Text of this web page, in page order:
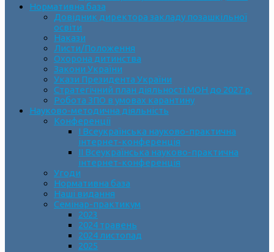
Нормативна база
Довідник директора закладу позашкільної
освіти
Накази
Листи/Положення
Охорона дитинства
Закони України
Укази Президента України
Стратегічний план діяльності МОН до 2027 р.
Робота ЗПО в умовах карантину
Науково-методична діяльність
Конференції
І Всеукраїнська науково-практична
інтернет-конференція
ІІ Всеукраїнська науково-практична
інтернет-конференція
Угоди
Нормативна база
Наші видання
Семінар-практикум
2023
2024 травень
2024 листопад
2025